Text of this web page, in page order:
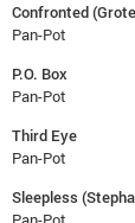
Confronted
Pan-Pot
P.O. Box
Pan-Pot
Third Eye
Pan-Pot